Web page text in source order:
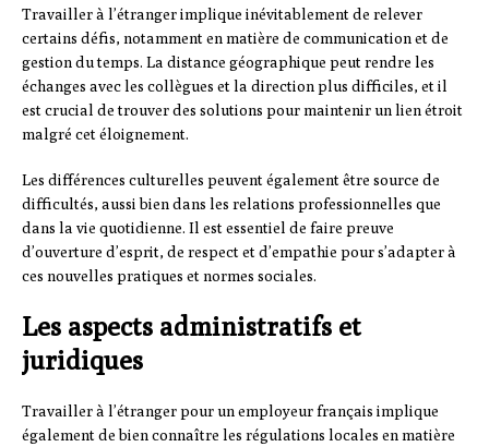
Travailler à l’étranger implique inévitablement de relever
certains défis, notamment en matière de communication et de
gestion du temps. La distance géographique peut rendre les
échanges avec les collègues et la direction plus difficiles, et il
est crucial de trouver des solutions pour maintenir un lien étroit
malgré cet éloignement.
Les différences culturelles peuvent également être source de
difficultés, aussi bien dans les relations professionnelles que
dans la vie quotidienne. Il est essentiel de faire preuve
d’ouverture d’esprit, de respect et d’empathie pour s’adapter à
ces nouvelles pratiques et normes sociales.
Les aspects administratifs et
juridiques
Travailler à l’étranger pour un employeur français implique
également de bien connaître les régulations locales en matière